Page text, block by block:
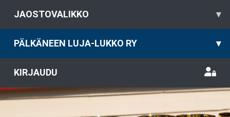
JAOSTOVALIKKO ▾
PÄLKÄNEEN LUJA-LUKKO RY ▾
KIRJAUDU